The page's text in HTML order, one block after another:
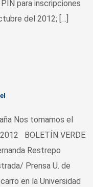
para inscripciones
del 2012; […]
Nos tomamos el
BOLETÍN VERDE
Restrepo
Prensa U. de
en la Universidad